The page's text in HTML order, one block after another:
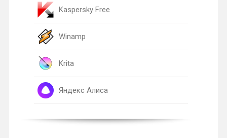
Kaspersky Free
Winamp
Krita
Яндекс Алиса